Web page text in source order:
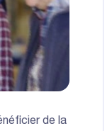
de la